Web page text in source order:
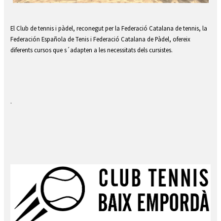
El Club de tennis i pàdel, reconegut per la Federació Catalana de tennis, la
Federación Española de Tenis i Federació Catalana de Pàdel, ofereix
diferents cursos que s´adapten a les necessitats dels cursistes.
.